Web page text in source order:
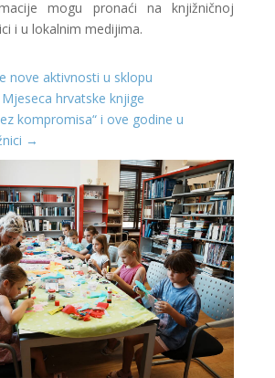
mogu pronaći na knjižničnoj
i u lokalnim medijima.
nove aktivnosti u sklopu
hrvatske knjige
kompromisa“ i ove godine u
→